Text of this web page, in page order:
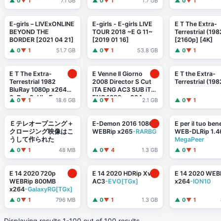
E-girls – LIVExONLINE
BEYOND THE
BORDER [2021 04 21]
▲ 0▼ 1 51.7 GB
E-girls - E-girls LIVE
TOUR 2018 ~E G 11~
[2019 01 16]
▲ 0▼ 1 53.8 GB
E T The Extra-
Terrestrial
[2160p] [4K]
▲ 0▼ 1
E T The Extra-
Terrestrial 1982
BluRay 1080p x264
6xRus 2xUkr Eng
▲ 0▼ 1 18.6 GB
E Venne Il Giorno
2008 Director S Cut
iTA ENG AC3 SUB iTA
ENG 1080p x264
▲ 0▼ 1 2.1 GB
E T the Extra-
Terrestrial
▲ 0▼ 1
Ｅテレオープニング＋
クロージング映像はこ
うして作られた
▲ 0▼ 1 48 MB
E-Demon 2016 1080p
WEBRip x265-RARBG
▲ 0▼ 4 1.3 GB
E per il tuo
WEB-DLRip
MegaPeer
▲ 0▼ 1
E 14 2020 720p
WEBRip 800MB
x264-GalaxyRG[TGx]
▲ 0▼ 1 796 MB
E 14 2020 HDRip XviD
AC3-EVO[TGx]
▲ 0▼ 1 1.3 GB
E 14 2020
x264-ION10
▲ 0▼ 1